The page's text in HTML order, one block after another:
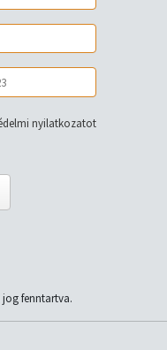
nyilatkozatot
fenntartva.